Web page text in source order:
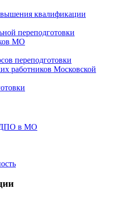
квалификации
переподготовки
МО
переподготовки
работников Московской
ДПО в МО